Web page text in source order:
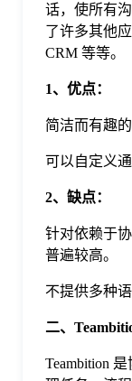
话，使所有
了许多其他
CRM 等等。
1、优点：
简洁而有趣
可以自定义
2、缺点：
针对依赖于
普遍较高。
不提供多种
二、
Teambition